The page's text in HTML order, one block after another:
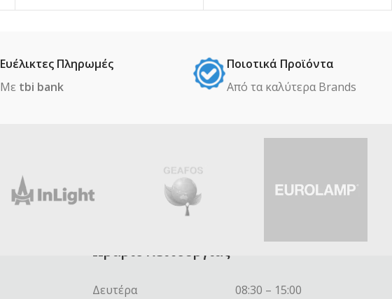
Ευέλικτες Πληρωμές
Με tbi bank
Ποιοτικά Προϊόντα
Από τα καλύτερα Βrands
Ωράριο λειτουργίας
Δευτέρα
08:30 – 15:00